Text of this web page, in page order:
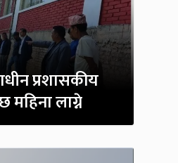
प्रशासकीय
लाग्ने